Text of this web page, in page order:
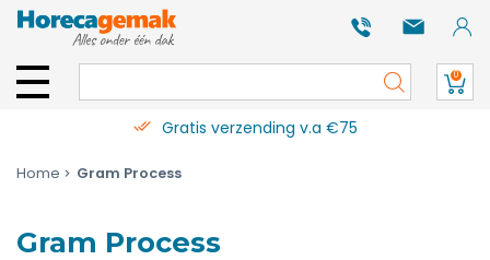
0
Gratis verzending v.a €75
Home Gram Process
Gram Process